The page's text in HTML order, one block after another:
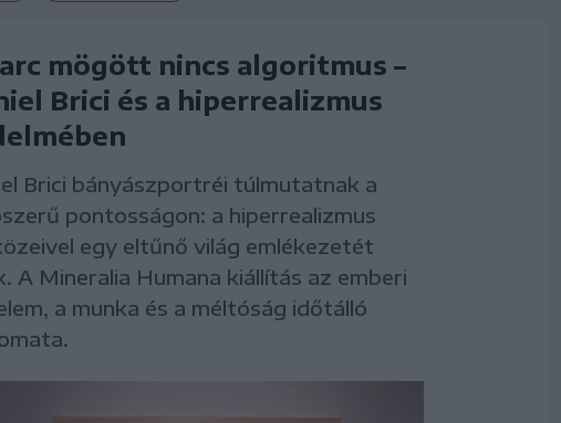
mögött nincs algoritmus –
Brici és a hiperrealizmus
Brici bányászportréi túlmutatnak a
pontosságon: a hiperrealizmus
egy eltűnő világ emlékezetét
A Mineralia Humana kiállítás az emberi
a munka és a méltóság időtálló